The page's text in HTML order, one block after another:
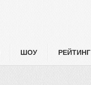
ШОУ РЕЙТИНГ